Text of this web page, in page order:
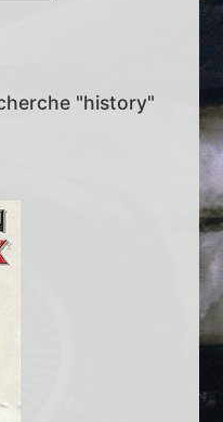
"history"